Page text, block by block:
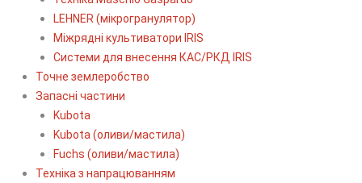
LEHNER (мікрогранулятор)
Міжрядні культиватори IRIS
Системи для внесення КАС/РКД IRIS
Точне землеробство
Запасні частини
Kubota
Kubota (оливи/мастила)
Fuchs (оливи/мастила)
Техніка з напрацюванням